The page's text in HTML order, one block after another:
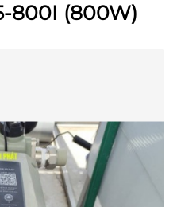
800I (800W)